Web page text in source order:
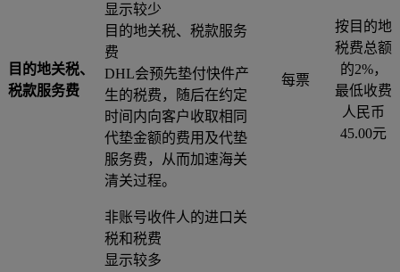
目的地关税、
税款服务费
显示较少
目的地关税、税款服务
费
DHL会预先垫付快件产
生的税费，随后在约定
时间内向客户收取相同
代垫金额的费用及代垫
服务费，从而加速海关
清关过程。
每票
按目的地
税费总额
的2%，
最低收费
人民币
45.00元
非账号收件人的进口关
税和税费
显示较多